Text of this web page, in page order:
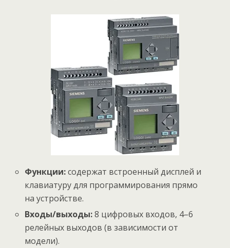
Функции:содержат встроенный дисплей и
клавиатуру для программирования прямо
на устройстве.
Входы/выходы:8 цифровых входов, 4–6
релейных выходов (в зависимости от
модели).